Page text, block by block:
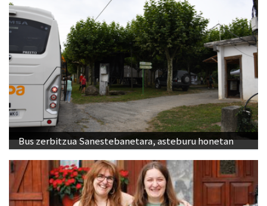
Bus zerbitzua Sanestebanetara, asteburu honetan